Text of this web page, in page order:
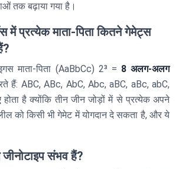
तक बढ़ाया गया है।
में प्रत्येक माता-पिता कितने गेमेट्स
माता-पिता (AaBbCc) 2³ = 8 अलग-अलग
हैं: ABC, ABc, AbC, Abc, aBC, aBc, abC,
है क्योंकि तीन जीन जोड़ों में से प्रत्येक अपने
को किसी भी गेमेट में योगदान दे सकता है, और ये
संभव हैं?